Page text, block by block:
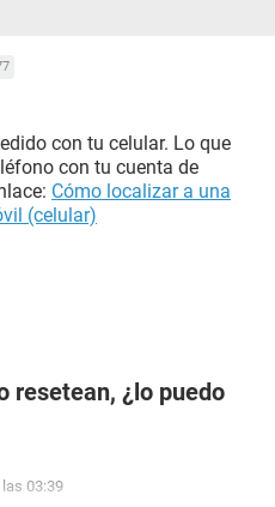
con tu celular. Lo que
con tu cuenta de
Cómo localizar a una
(celular)
resetean, ¿lo puedo
03:39